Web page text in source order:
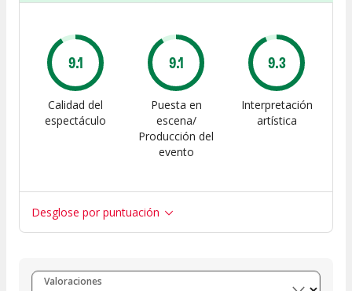
9.1
Calidad del
espectáculo
9.1
Puesta en
escena/
Producción del
evento
9.3
Interpretación
artística
Desglose por puntuación
Entre 8 y 10 (18)
Valoraciones